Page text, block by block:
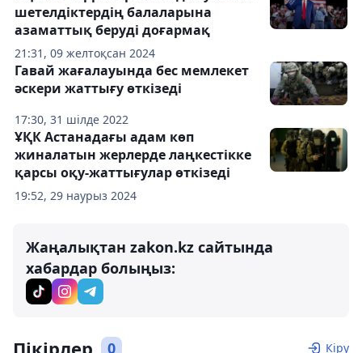
21:31, 09 желтоқсан 2024
шетелдіктердің балаларына
азаматтық беруді доғармақ
17:30, 31 шілде 2022
Гавай жағалауында бес мемлекет
әскери жаттығу өткізеді
19:52, 29 наурыз 2024
ҰҚК Астанадағы адам көп
жиналатын жерлерде лаңкестікке
қарсы оқу-жаттығулар өткізеді
Жаңалықтан zakon.kz сайтында
хабардар болыңыз:
Пікірлер 0 Кіру